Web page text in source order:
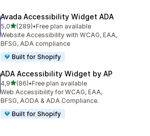
Avada Accessibility Widget ADA
5,0av 5 stjerner
(289)
Totalt 289 omtaler
•Free plan available
Website Accessibility with WCAG, EAA,
BFSG, ADA compliance
Built for Shopify
ADA Accessibility Widget by AP
4,9av 5 stjerner
(86)
Totalt 86 omtaler
•Free plan available
Web Accessibility for WCAG, EAA,
BFSG, AODA & ADA Compliance.
Built for Shopify